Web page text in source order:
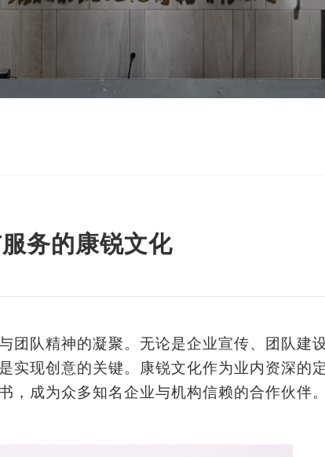
务的康锐文化
团队精神的凝聚。无论是企业宣传、团队建
是实现创意的关键。康锐文化作为业内资深的
成为众多知名企业与机构信赖的合作伙伴。